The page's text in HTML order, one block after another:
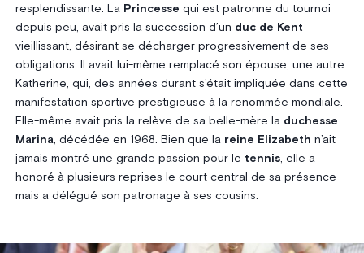
resplendissante. La Princesse qui est patronne du tournoi
depuis peu, avait pris la succession d’un duc de Kent
vieillissant, désirant se décharger progressivement de ses
obligations. Il avait lui-même remplacé son épouse, une autre
Katherine, qui, des années durant s’était impliquée dans cette
manifestation sportive prestigieuse à la renommée mondiale.
Elle-même avait pris la relève de sa belle-mère la duchesse
Marina , décédée en 1968. Bien que la reine Elizabeth n’ait
jamais montré une grande passion pour le tennis, elle a
honoré à plusieurs reprises le court central de sa présence
mais a délégué son patronage à ses cousins.